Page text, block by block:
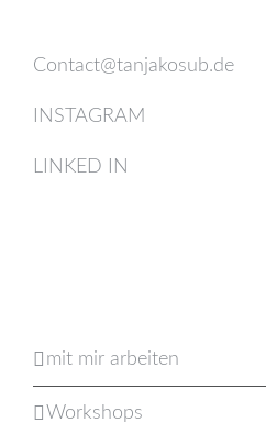
Contact@tanjakosub.de
INSTAGRAM
LINKED IN
mit mir arbeiten
Workshops